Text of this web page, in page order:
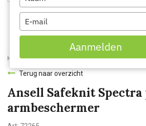
Home Webshop Veiligheidsartikelen Arm en
Terug naar overzicht
Ansell Safeknit
armbeschermer
your
name
Type
your
email
Aanmelden